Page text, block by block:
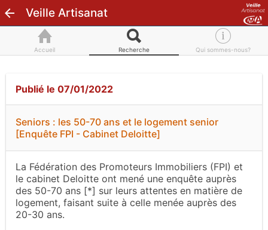
Veille Artisanat
Accueil Recherche Qui sommes-nous?
Publié le 07/01/2022
Seniors : les 50-70 ans et le logement senior
[Enquête FPI - Cabinet Deloitte]
La Fédération des Promoteurs Immobiliers (FPI) et
le cabinet Deloitte ont mené une enquête auprès
des 50-70 ans [*] sur leurs attentes en matière de
logement, faisant suite à celle menée auprès des
20-30 ans.